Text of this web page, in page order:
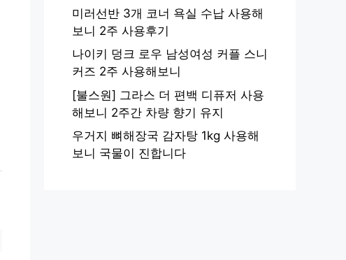
미러선반 3개 코너 욕실 수납 사용해
보니 2주 사용후기
나이키 덩크 로우 남성여성 커플 스니
커즈 2주 사용해보니
[불스원] 그라스 더 편백 디퓨저 사용
해보니 2주간 차량 향기 유지
우거지 뼈해장국 감자탕 1kg 사용해
보니 국물이 진합니다